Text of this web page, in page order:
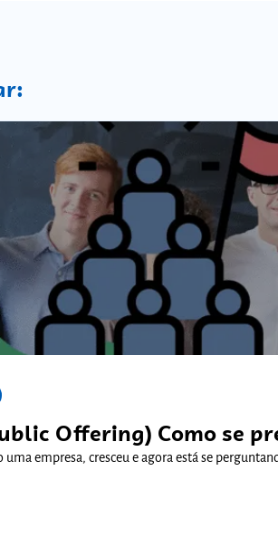
Offering) Como se
uma empresa, cresceu e agora está se